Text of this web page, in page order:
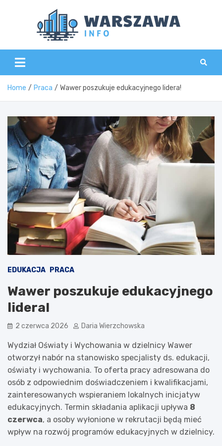
Home Praca Wawer poszukuje edukacyjnego lidera!
EDUKACJA PRACA
Wawer poszukuje edukacyjnego
lidera!
2 czerwca 2026 Daria Wierzchowska
Wydział Oświaty i Wychowania w dzielnicy Wawer
otworzył nabór na stanowisko specjalisty ds. edukacji,
oświaty i wychowania. To oferta pracy adresowana do
osób z odpowiednim doświadczeniem i kwalifikacjami,
zainteresowanych wspieraniem lokalnych inicjatyw
edukacyjnych. Termin składania aplikacji upływa 8
czerwca, a osoby wyłonione w rekrutacji będą mieć
wpływ na rozwój programów edukacyjnych w dzielnicy.